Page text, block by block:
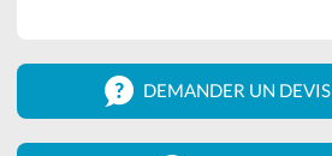
DEMANDER UN